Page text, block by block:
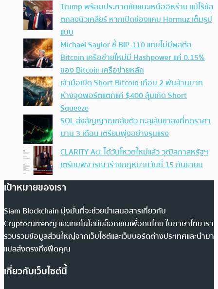
Trump พร้อมประกาศชัยชนะเหนืออิหร่าน แม้ไร้ข้อ
ตกลงนิวเคลียร์ หากเปิดช่องแคบ Hormuz เต็มรูป
แบบ
Michael Saylor ชี้ BIP-110 แทบไม่มีผลต่อ
Bitcoin เครือข่ายใหม่มี Hashpower แค่ 0.15%
ของ Bitcoin เครือข่ายหลัก
เจ้ามือเปิด Short Bitcoin เกือบ 2 พันล้านบาท
ห่างจุดพอร์ตแตกแค่ $400 ลุ้นเกิด Short
Squeeze
SOL ส่งสัญญาณกลับตัว ทะลุเส้นขาลงที่กดราคา
นาน 3 เดือน เตรียมพุ่งอย่างรุนแรง
CLARITY Act ได้วันโหวตใหม่แล้ว วุฒิสภาสหรัฐฯ
เตรียมพิจารณาร่างกฎหมายวันที่ 15 กันยายน
เป้าหมายของเรา
Siam Blockchain มุ่งมั่นที่จะช่วยนำเสนอสารเกี่ยวกับ
Cryptocurrency และเทคโนโลยีบล็อกเชนเพื่อคนไทย ในภาษาไทย เรา
รวบรวมข้อมูลส่วนใหญ่จากเว็บไซต์และเว็บบอร์ดต่างประเทศและนำมา
แปลส่งตรงถึงฟีดคุณ
เกี่ยวกับเว็บไซต์นี้